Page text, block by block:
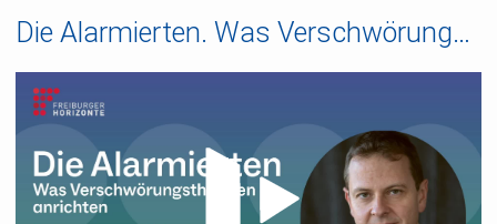
Die Alarmierten. Was Verschwörungstheorien anrichten – Buchvorstellung und Diskussion